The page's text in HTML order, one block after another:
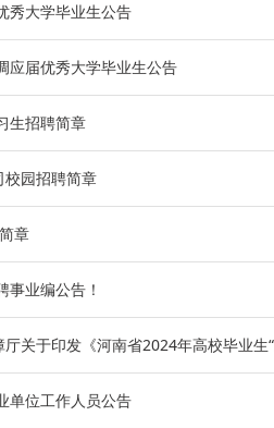
秀大学毕业生公告
应届优秀大学毕业生公告
生招聘简章
校园招聘简章
章
业编公告！
关于印发《河南省2024年高校毕业生
单位工作人员公告